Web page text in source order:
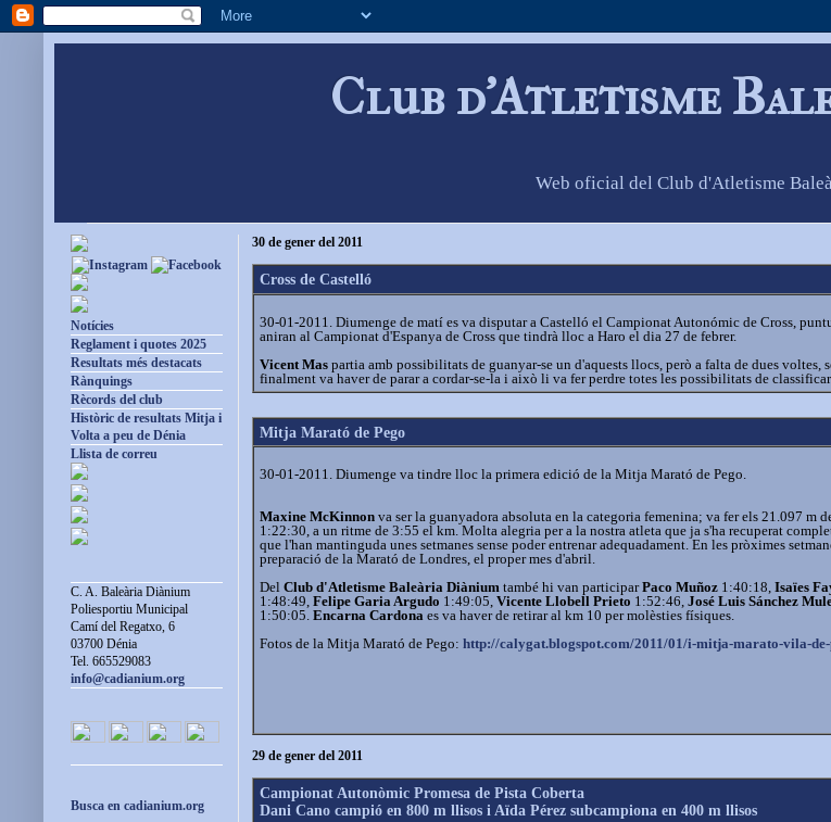
Club d'Atletisme
Web oficial del Club d'Atletisme
30 de gener del 2011
Cross de Castelló
30-01-2011. Diumenge de matí es va disputar a Castelló el Campionat Autonómic de Cross,
aniran al Campionat d'Espanya de Cross que tindrà lloc a Haro el dia 27 de febrer.
Vicent Mas partia amb possibilitats de guanyar-se un d'aquests llocs, però a falta de dues
finalment va haver de parar a cordar-se-la i això li va fer perdre totes les possibilitats de
Mitja Marató de Pego
30-01-2011. Diumenge va tindre lloc la primera edició de la Mitja Marató de Pego.
Maxine McKinnon va ser la guanyadora absoluta en la categoria femenina; va fer els 21.097 m
1:22:30, a un ritme de 3:55 el km. Molta alegria per a la nostra atleta que ja s'ha recuperat
que l'han mantinguda unes setmanes sense poder entrenar adequadament. En les pròximes
preparació de la Marató de Londres, el proper mes d'abril.
Del Club d'Atletisme Baleària Diànium també hi van participarPaco Muñoz 1:40:18, Isaïes
1:48:49, Felipe Garia Argudo 1:49:05, Vicente Llobell Prieto 1:52:46, José Luis Sánchez
1:50:05. Encarna Cardona es va haver de retirar al km 10 per molèsties físiques.
Fotos de la Mitja Marató de Pego: http://calygat.blogspot.com/2011/01/i-mitja-marato-vila-de-
29 de gener del 2011
Campionat Autonòmic Promesa de Pista Coberta
Dani Cano campió en 800 m llisos i Aïda Pérez subcampiona en 400 m llisos
Notícies
Reglament i quotes 2025
Resultats més destacats
Rànquings
Rècords del club
Històric de resultats Mitja i
Volta a peu de Dénia
Llista de correu
C. A. Baleària Diànium
Poliesportiu Municipal
Camí del Regatxo, 6
03700 Dénia
Tel. 665529083
info@cadianium.org
Busca en cadianium.org